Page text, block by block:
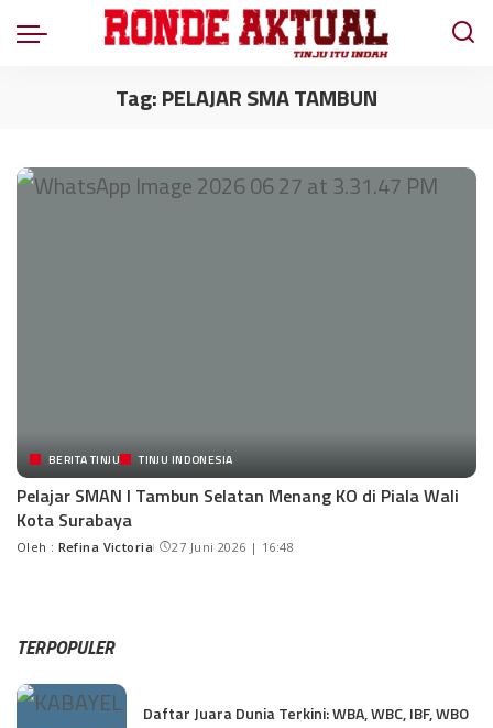
Tag:PELAJAR SMA TAMBUN
BERITA TINJU TINJU INDONESIA
Pelajar SMAN I Tambun Selatan Menang KO di Piala Wali
Kota Surabaya
Oleh : Refina Victoria 27 Juni 2026 | 16:48
TERPOPULER
Daftar Juara Dunia Terkini: WBA, WBC, IBF, WBO